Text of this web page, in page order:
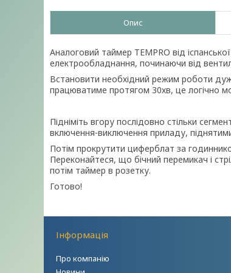
Опис
Аналоговий таймер TEMPRO від
електрообладнання, починаючи від
Встановити необхідний режим роботи
працюватиме протягом 30хв, це логічно
Підніміть вгору послідовно стільки
включення-виключення приладу,
Потім прокрутити циферблат за
Переконайтеся, що бічний перемикач і
потім таймер в розетку.
Готово!
Інформація
Про компанію